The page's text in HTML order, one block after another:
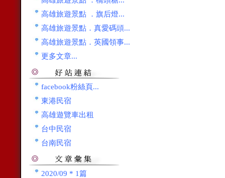
高雄旅遊景點 ．旗后燈...
高雄旅遊景點．真愛碼頭...
高雄旅遊景點．英國領事...
更多文章...
facebook粉絲頁...
東港民宿
高雄遊覽車出租
台中民宿
台南民宿
2020/09 * 1篇